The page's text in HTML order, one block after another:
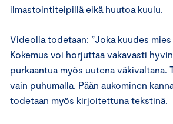
ilmastointiteipillä eikä huutoa kuulu.
Videolla todetaan: ”Joka kuudes
Kokemus voi horjuttaa vakavasti
purkaantua myös uutena väkivaltana.
vain puhumalla. Pään aukominen
todetaan myös kirjoitettuna tekstinä.